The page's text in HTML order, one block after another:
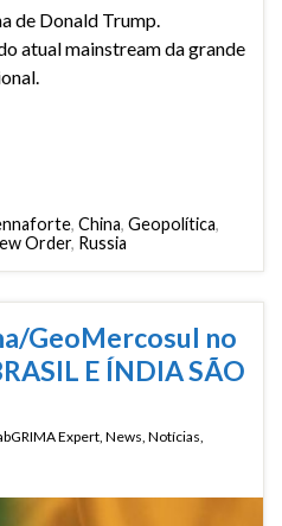
de Donald Trump.
atual mainstream da grande
, China, Geopolítica,
Order, Russia
GeoMercosul no
E ÍNDIA SÃO
Expert, News, Notícias,